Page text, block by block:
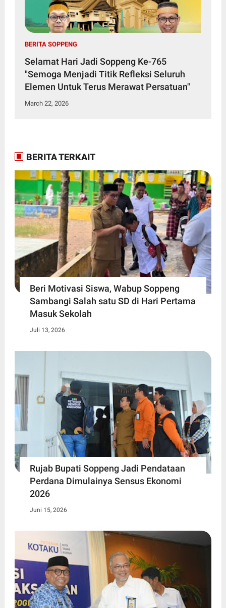
BERITA SOPPENG
Selamat Hari Jadi Soppeng Ke-765
"Semoga Menjadi Titik Refleksi Seluruh
Elemen Untuk Terus Merawat Persatuan"
March 22, 2026
BERITA TERKAIT
Beri Motivasi Siswa, Wabup Soppeng
Sambangi Salah satu SD di Hari Pertama
Masuk Sekolah
Juli 13, 2026
Rujab Bupati Soppeng Jadi Pendataan
Perdana Dimulainya Sensus Ekonomi
2026
Juni 15, 2026